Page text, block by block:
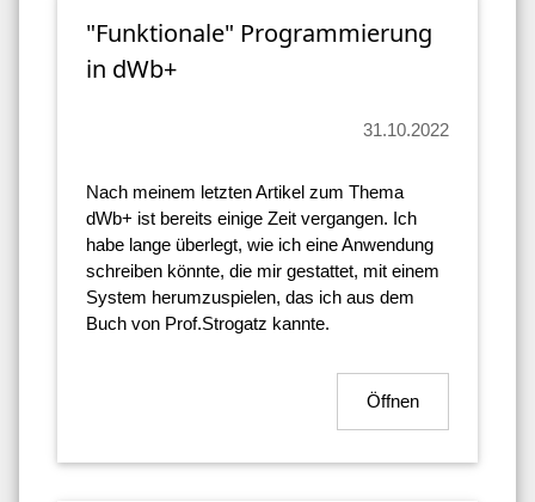
"Funktionale" Programmierung
in dWb+
31.10.2022
Nach meinem letzten Artikel zum Thema
dWb+ ist bereits einige Zeit vergangen. Ich
habe lange überlegt, wie ich eine Anwendung
schreiben könnte, die mir gestattet, mit einem
System herumzuspielen, das ich aus dem
Buch von Prof.Strogatz kannte.
Öffnen